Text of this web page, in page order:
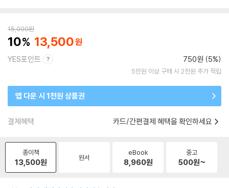
15,000원
10 13,500
YES포인트 750원 (5%)
5만원 이상 구매 시 2천원 추가 적립
앱 다운 시 1천원 상품권
결제혜택 카드/간편결제 혜택을 확인하세요
종이책
13,500원 원서
eBook
8,960원
중고
500원~